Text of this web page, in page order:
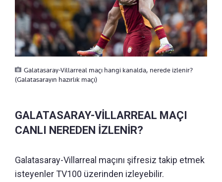
Galatasaray-Villarreal maçı hangi kanalda, nerede izlenir?
(Galatasarayın hazırlık maçı)
GALATASARAY-VİLLARREAL MAÇI
CANLI NEREDEN İZLENİR?
Galatasaray-Villarreal maçını şifresiz takip etmek
isteyenler TV100 üzerinden izleyebilir.